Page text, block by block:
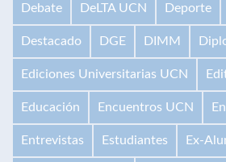
Debate DeLTA UCN Deporte
Destacado DGE DIMM
Ediciones Universitarias UCN
Educación Encuentros UCN
Entrevistas Estudiantes Ex-